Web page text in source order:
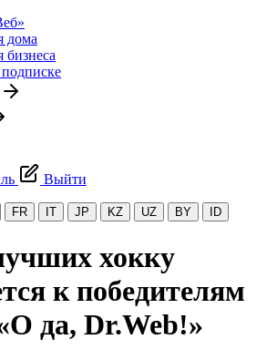
дома
Выйти
FR IT JP KZ UZ BY ID
хокку
к победителям
да, Dr.Web!»